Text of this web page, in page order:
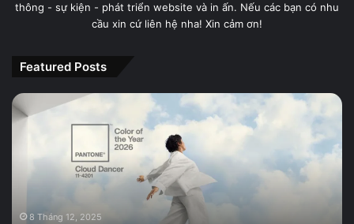
thông - sự kiện - phát triển website và in ấn. Nếu các bạn có nhu
cầu xin cứ liên hệ nha! Xin cảm ơn!
Featured Posts
PANTONE
11-
Màu
của 8 Tháng 12, 2025